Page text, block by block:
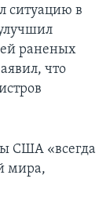
ситуацию в
раненых
что
США «всегда
мира,